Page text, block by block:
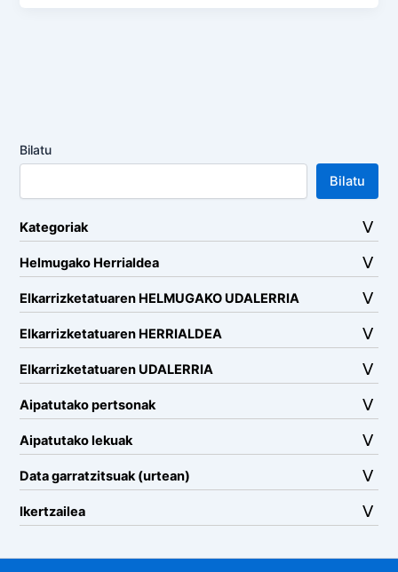
Bilatu
Bilatu
Kategoriak
Helmugako Herrialdea
Elkarrizketatuaren HELMUGAKO UDALERRIA
Elkarrizketatuaren HERRIALDEA
Elkarrizketatuaren UDALERRIA
Aipatutako pertsonak
Aipatutako lekuak
Data garratzitsuak (urtean)
Ikertzailea